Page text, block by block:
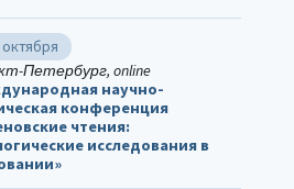
Петербург, online
научно-
конференция
чтения:
исследования в